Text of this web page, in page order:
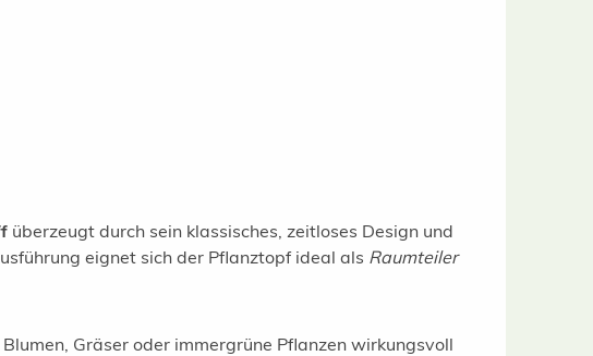
überzeugt durch sein klassisches, zeitloses Design und
eignet sich der Pflanztopf ideal als Raumteiler
Gräser oder immergrüne Pflanzen wirkungsvoll